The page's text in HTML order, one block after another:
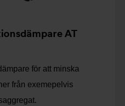
AT
för att minska
från exemepelvis